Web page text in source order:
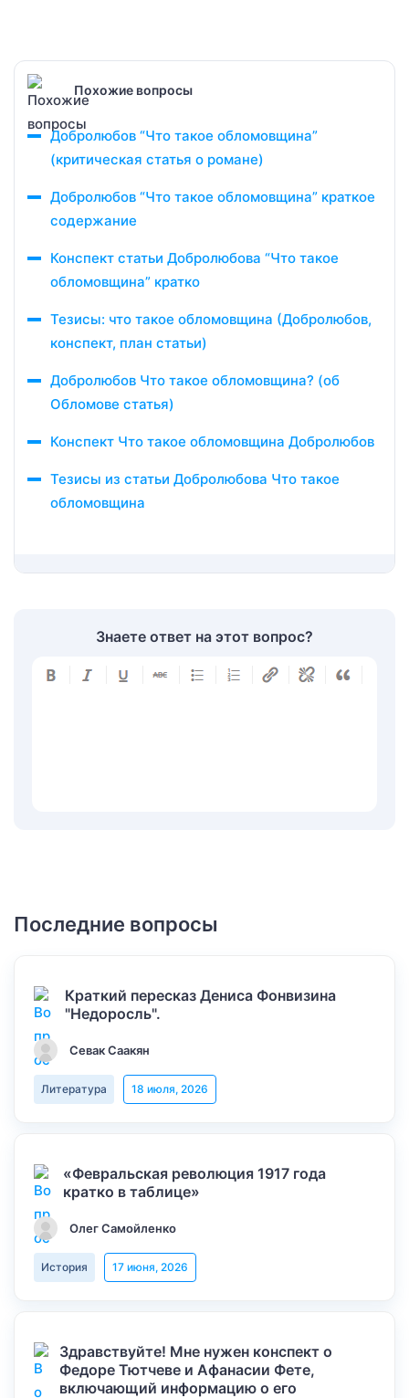
Похожие вопросы
Добролюбов “Что такое обломовщина”
(критическая статья о романе)
Добролюбов “Что такое обломовщина” краткое
содержание
Конспект статьи Добролюбова “Что такое
обломовщина” кратко
Тезисы: что такое обломовщина (Добролюбов,
конспект, план статьи)
Добролюбов Что такое обломовщина? (об
Обломове статья)
Конспект Что такое обломовщина Добролюбов
Тезисы из статьи Добролюбова Что такое
обломовщина
Знаете ответ на этот вопрос?
Последние вопросы
Краткий пересказ Дениса Фонвизина
"Недоросль".
Севак Саакян
Литература 18 июля, 2026
«Февральская революция 1917 года
кратко в таблице»
Олег Самойленко
История 17 июня, 2026
Здравствуйте! Мне нужен конспект о
Федоре Тютчеве и Афанасии Фете,
включающий информацию о его